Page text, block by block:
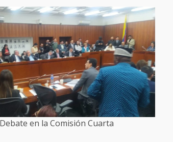
Debate en la Comisión Cuarta